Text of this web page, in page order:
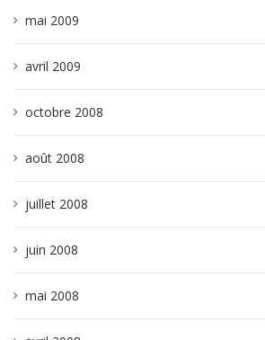
mai 2009
avril 2009
octobre 2008
août 2008
juillet 2008
juin 2008
mai 2008